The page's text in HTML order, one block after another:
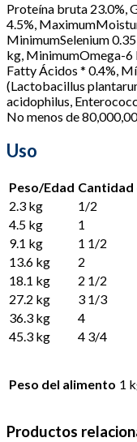
Proteína bruta 23.0%,
4.5%,
MinimumSelenium
kg, MinimumOmega-6
Fatty Ácidos * 0.4%,
(Lactobacillus
acidophilus,
No menos de
Uso
Peso/Edad Cantidad
2.3 kg
1/2
4.5 kg
1
9.1 kg
1 1/2
13.6 kg
2
18.1 kg
2 1/2
27.2 kg
3 1/3
36.3 kg
4
45.3 kg
4 3/4
Peso del alimento 1
Productos